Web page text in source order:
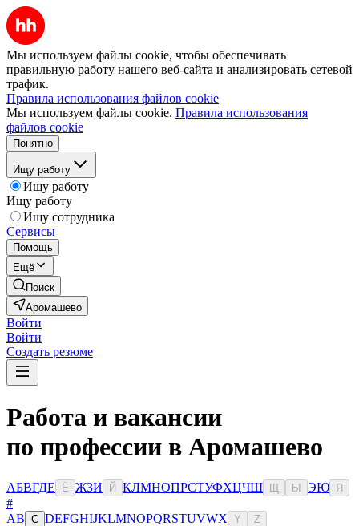
Мы используем файлы cookie, чтобы обеспечивать
правильную работу нашего веб-сайта и анализировать сетевой
трафик.
Правила использования файлов cookie
Мы используем файлы cookie. Правила использования
файлов cookie
Понятно
Ищу работу
Ищу работу
Ищу работу
Ищу сотрудника
Сервисы
Помощь
Ещё
Поиск
Аромашево
Войти
Войти
Создать резюме
Работа и вакансии
по профессии в Аромашево
АБВГДЕ Ё ЖЗИ Й КЛМНОПРСТУФХЦЧШ Ы ЭЮ Я
#
AB C DEFGHIJKLMNOPQRSTUVWX Y Z